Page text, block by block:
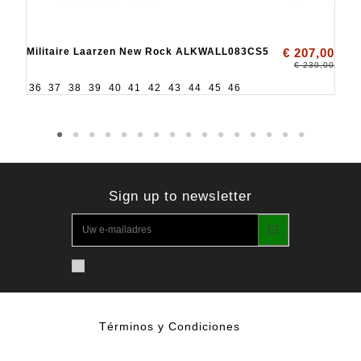
Militaire Laarzen New Rock ALKWALL083CS5 € 207,00
€ 230,00
36 37 38 39 40 41 42 43 44 45 46
Sign up to newsletter
Términos y Condiciones